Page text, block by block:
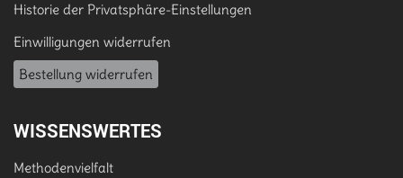
Historie der Privatsphäre-Einstellungen
Einwilligungen widerrufen
Bestellung widerrufen
WISSENSWERTES
Methodenvielfalt